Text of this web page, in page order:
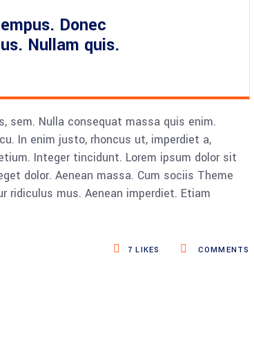
Donec
Nullam quis.
sem. Nulla consequat massa quis enim.
In enim justo, rhoncus ut, imperdiet a,
Integer tincidunt. Lorem ipsum dolor sit
dolor. Aenean massa. Cum sociis Theme
mus. Aenean imperdiet. Etiam
COMMENTS
7 LIKES